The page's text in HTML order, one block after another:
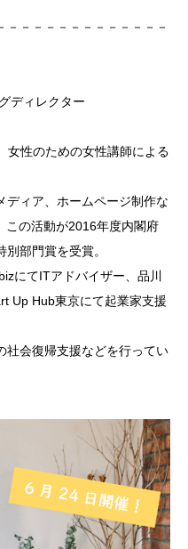
－－－－－－－－－－ －－－
ディレクター
女性のための女性講師による
ディア、ホームページ制作な
この活動が2016年度内閣府
別部門賞を受賞。
にてITアドバイザー、品川
Up Hub東京にて起業家支援
社会復帰支援などを行ってい